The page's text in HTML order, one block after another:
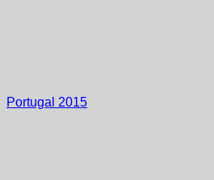
Portugal 2015